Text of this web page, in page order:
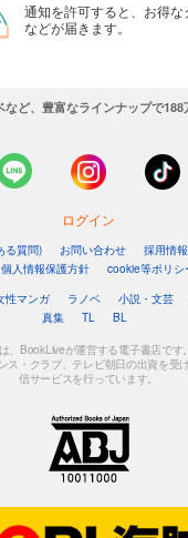
通知を許可すると、お得な
などが届きます。
ど、豊富なラインナップで188
ログイン
る質問) お問い合わせ 採用情報
個人情報保護方針
cookie等ポリシ
性マンガ ラノベ 小説・文芸
真集
TL BL
、BookLiveが運営する電子書店です
ス・クラブ、テレビ朝日の出資を受
信サービスを行っています。